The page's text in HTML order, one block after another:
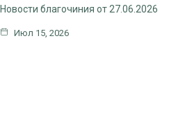
Новости благочиния от 27.06.2026
Июл 15, 2026